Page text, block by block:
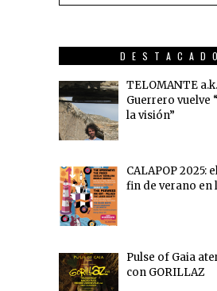
TELOMANTE
Guerrero vuelve
la visión”
CALAPOP 2025:
fin de verano en
Pulse of Gaia
con GORILLAZ